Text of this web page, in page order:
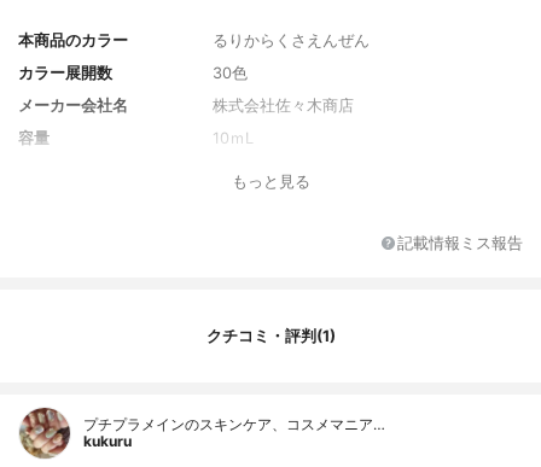
本商品のカラー
るりからくさえんぜん
カラー展開数
30色
メーカー会社名
株式会社佐々木商店
容量
10ｍL
もっと見る
記載情報ミス報告
クチコミ・評判(1)
プチプラメインのスキンケア、コスメマニア…
kukuru